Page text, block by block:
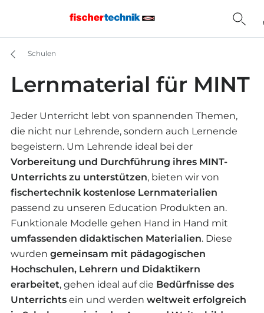
Schulen
Lernmaterial für MINT
Jeder Unterricht lebt von spannenden Themen,
die nicht nur Lehrende, sondern auch Lernende
begeistern. Um Lehrende ideal bei der
Vorbereitung und Durchführung ihres MINT-
Unterrichts zu unterstützen, bieten wir von
fischertechnik kostenlose Lernmaterialien
passend zu unseren Education Produkten an.
Funktionale Modelle gehen Hand in Hand mit
umfassenden didaktischen Materialien. Diese
wurden gemeinsam mit pädagogischen
Hochschulen, Lehrern und Didaktikern
erarbeitet, gehen ideal auf die Bedürfnisse des
Unterrichts ein und werden weltweit erfolgreich